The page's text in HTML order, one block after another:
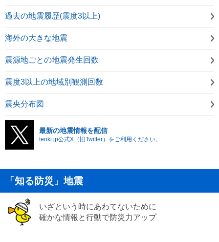
過去の地震履歴(震度3以上)
海外の大きな地震
震源地ごとの地震発生回数
震度3以上の地域別観測回数
震央分布図
最新の地震情報を配信
tenki.jp公式X（旧Twitter）をご利用ください。
「知る防災」地震
いざという時にあわてないために
確かな情報と行動で防災力アップ